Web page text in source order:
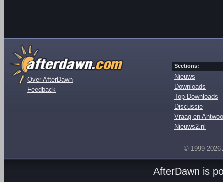
Over AfterDawn
Feedback
Sections:
Nieuws
Downloads
Top Downloads
Discussie
Vraag en
Nieuws2.nl
© 1999-2026
AfterDawn is